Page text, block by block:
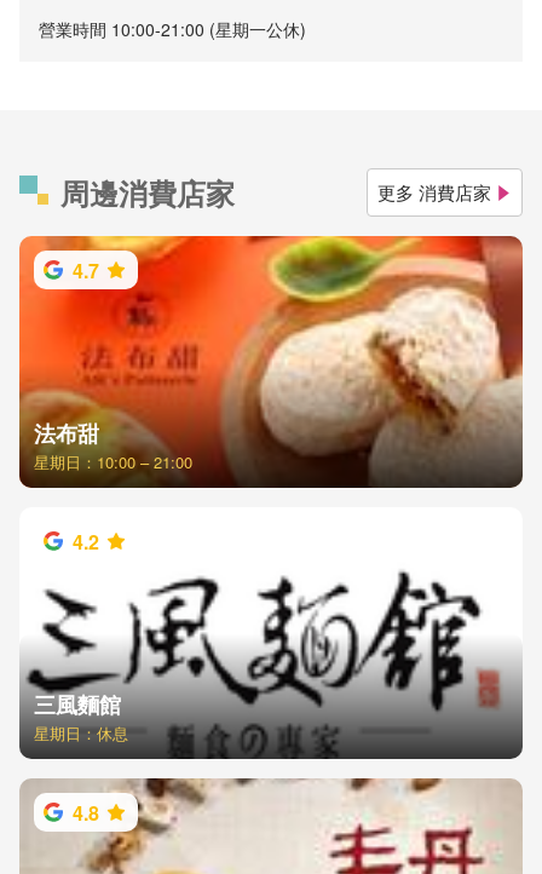
營業時間 10:00-21:00 (星期一公休)
周邊消費店家 更多 消費店家
4.7
法布甜
星期日：10:00 – 21:00
4.2
三風麵館
星期日：休息
4.8